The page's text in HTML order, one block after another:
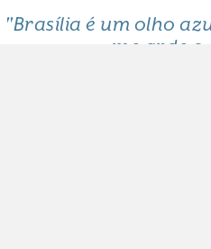
"Brasília é um olho
me arde